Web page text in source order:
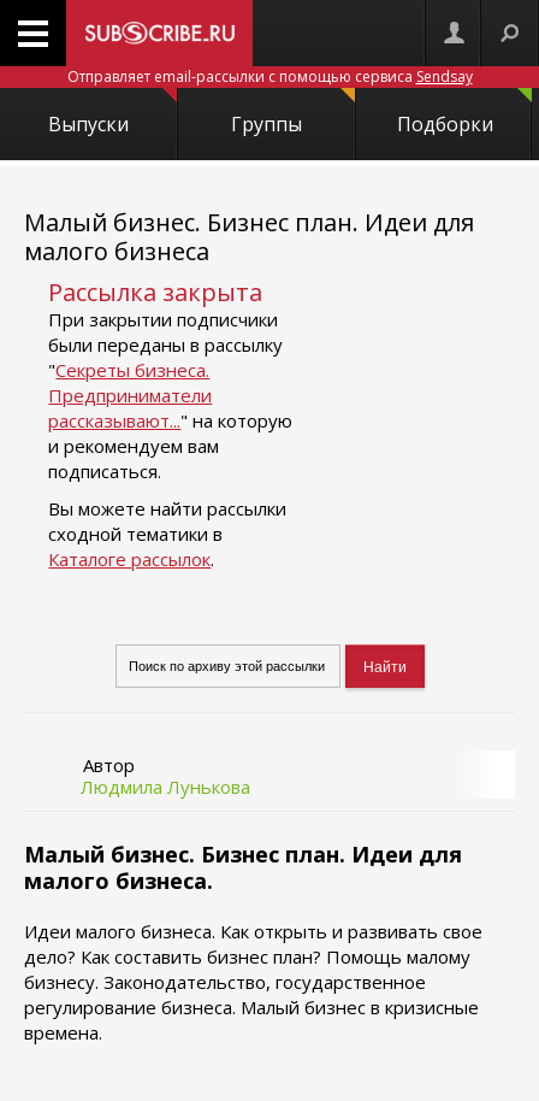
Отправляет email-рассылки с помощью сервиса Sendsay
Выпуски Группы Подборки
Малый бизнес. Бизнес план. Идеи для
малого бизнеса
Рассылка закрыта
При закрытии подписчики
были переданы в рассылку
"Секреты бизнеса.
Предприниматели
рассказывают..." на которую
и рекомендуем вам
подписаться.
Вы можете найти рассылки
сходной тематики в
Каталоге рассылок.
Автор
Людмила Лунькова
Малый бизнес. Бизнес план. Идеи для
малого бизнеса.
Идеи малого бизнеса. Как открыть и развивать свое
дело? Как составить бизнес план? Помощь малому
бизнесу. Законодательство, государственное
регулирование бизнеса. Малый бизнес в кризисные
времена.